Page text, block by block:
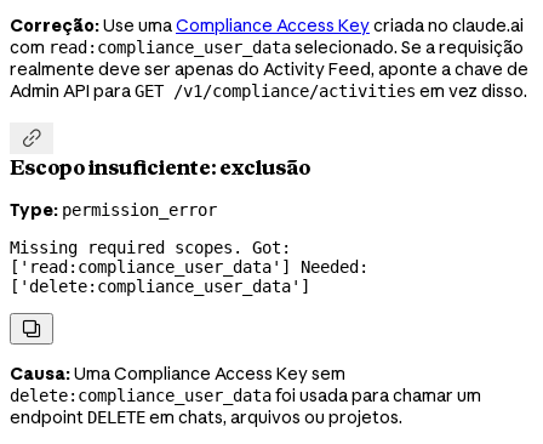
Correção:Use umaCompliance Access Keycriada no claude.ai
com read:compliance_user_dataselecionado. Se a requisição
realmente deve ser apenas do Activity Feed, aponte a chave de
Admin API paraGET /v1/compliance/activities em vez disso.

Escopo insuficiente: exclusão
Type: permission_error
Missing required scopes. Got:
['read:compliance_user_data'] Needed:
['delete:compliance_user_data']

Causa:Uma Compliance Access Key sem
delete:compliance_user_datafoi usada para chamar um
endpoint DELETEem chats, arquivos ou projetos.